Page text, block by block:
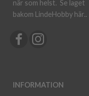
när som helst. Se laget
bakom LindeHobby här..
INFORMATION